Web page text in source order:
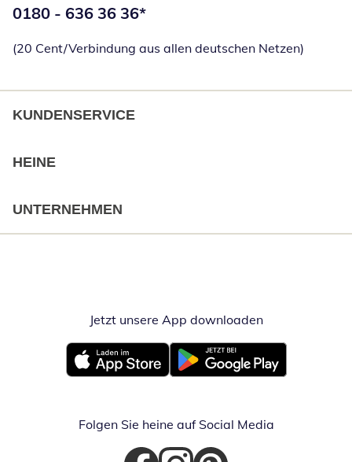
Telefonnummer:
0180 - 636 36 36*
(20 Cent/Verbindung aus allen deutschen Netzen)
KUNDENSERVICE
HEINE
UNTERNEHMEN
Jetzt unsere App downloadenÖffnet in
Öffnet in neuem FensterÖffnet in neuem Fenster
Folgen Sie heine auf Social Media